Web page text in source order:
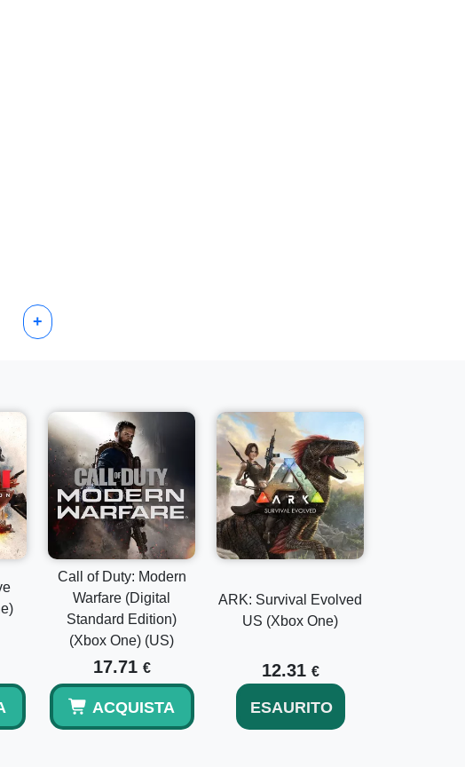
+
Call of Duty: Modern
Warfare (Digital
Standard Edition)
(Xbox One) (US)
17.71 €
ACQUISTA
ARK: Survival Evolved
US (Xbox One)
12.31 €
ESAURITO